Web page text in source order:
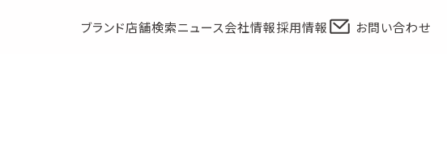
ブランド店舗検索ニュース会社情報採用情報 お問い合わせ